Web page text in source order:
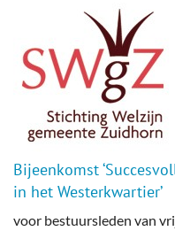
Bijeenkomst
in het Westerkwartier’
voor bestuursleden van